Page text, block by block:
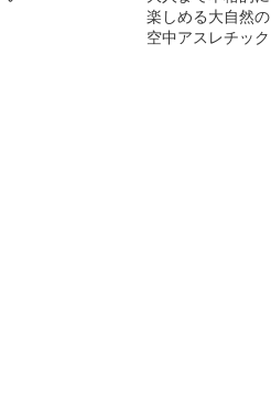
楽しめる大自然の
空中アスレチック